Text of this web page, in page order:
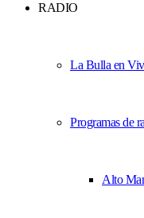
RADIO
La Bulla en
Programas de
Alto